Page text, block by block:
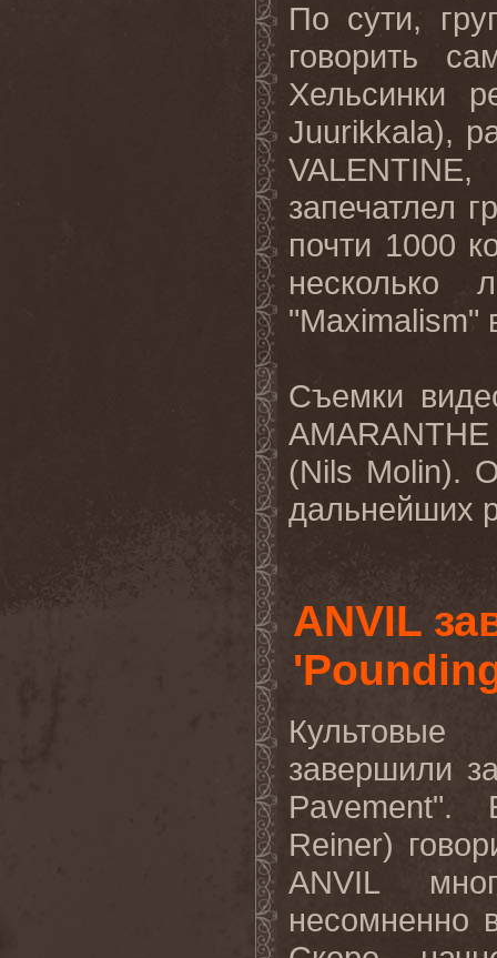
По сути,
говорить
Хельсинки
Juurikkala),
VALENTINE
запечатлел
почти 1000
несколько
"Maximalism"
Съемки
AMARANTHE
(Nils Molin).
дальнейших
ANVIL
завершили
Pavement".
Reiner)
ANVIL
несомненно